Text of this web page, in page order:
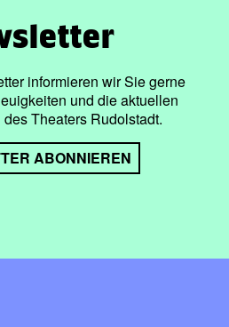
informieren wir Sie gerne
und die aktuellen
Theaters Rudolstadt.
ABONNIEREN